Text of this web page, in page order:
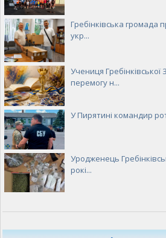
Гребінківська громада
укр...
Учениця
перемогу н...
У Пирятині командир
Уродженець
рокі...